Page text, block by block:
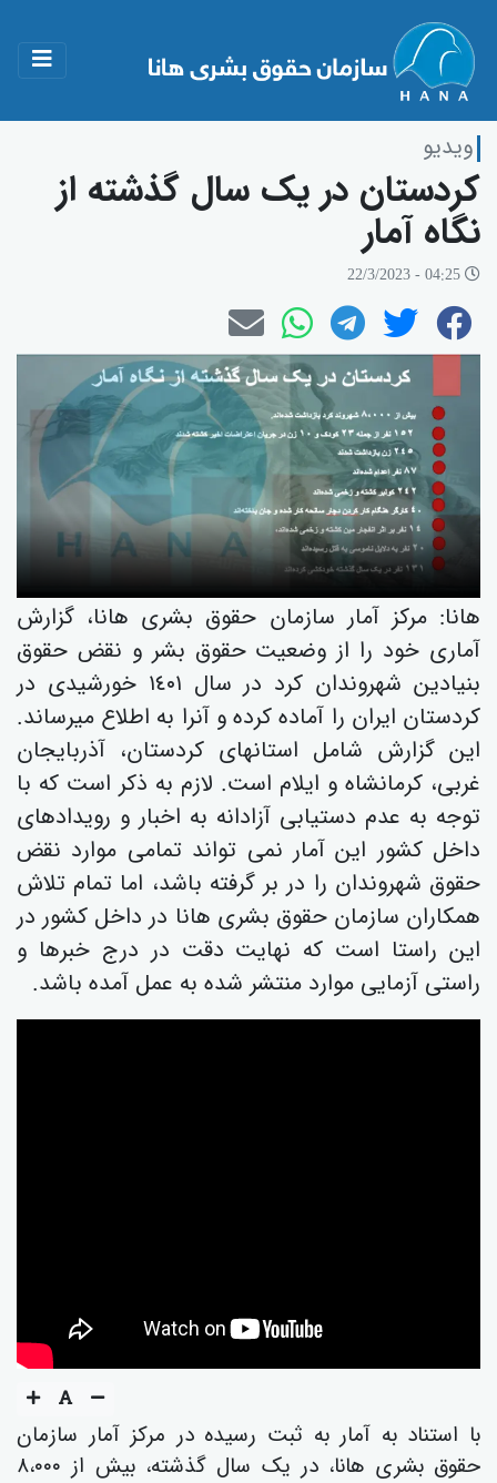
ویدیو
کردستان در یک سال گذشتە از
نگاە آمار
هانا: مركز آمار سازمان حقوق بشری هانا، گزارش
آماری خود را از وضعیت حقوق بشر و نقض حقوق
بنیادین شهروندان کرد در سال ١٤٠١ خورشیدی در
کردستان ایران را آمادە کردە و آنرا بە اطلاع میرساند.
این گزارش شامل استانهای کردستان، آذربایجان
غربی، کرمانشاە و ایلام است. لازم بە ذکر است کە با
توجە بە عدم دستیابی آزادانە بە اخبار و رویدادهای
داخل کشور این آمار نمی تواند تمامی موارد نقض
حقوق شهروندان را در بر گرفتە باشد، اما تمام تلاش
همکاران سازمان حقوق بشری هانا در داخل کشور در
این راستا است کە نهایت دقت در درج خبرها و
راستی آزمایی موارد منتشر شدە بە عمل آمدە باشد.
با استناد به آمار به ثبت رسیده در مرکز آمار سازمان
حقوق بشری هانا، در یک سال گذشتە، بیش از ٨،٠٠٠